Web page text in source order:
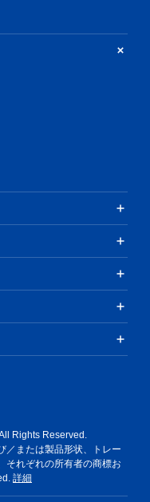
Rights Reserved.
／または製品形状、トレー
それぞれの所有者の商標お
詳細